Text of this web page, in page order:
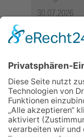
30.07.2026
23.07.2026
06.08.2026